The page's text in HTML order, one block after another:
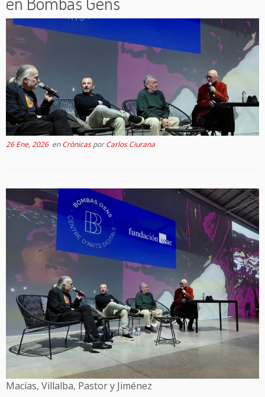
26 Ene, 2026enCrónicasporCarlos Ciurana
Macías, Villalba, Pastor y Jiménez